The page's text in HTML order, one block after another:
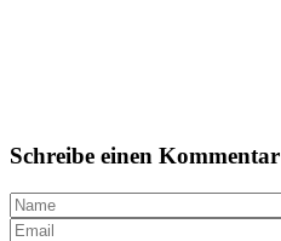
Schreibe einen Kommentar